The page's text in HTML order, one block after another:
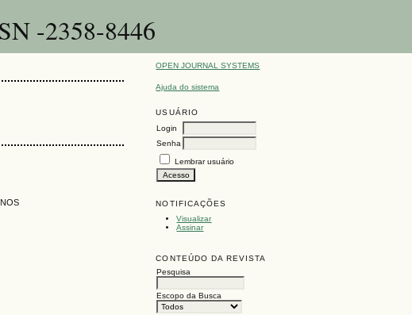
-2358-8446
OPEN JOURNAL SYSTEMS
Ajuda do sistema
USUÁRIO
Login
Senha
Lembrar usuário
NOTIFICAÇÕES
Visualizar
Assinar
CONTEÚDO DA REVISTA
Pesquisa
Escopo da Busca